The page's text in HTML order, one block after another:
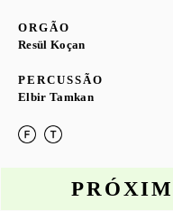
ORGÃO
Resül Koçan
PERCUSSÃO
Elbir Tamkan